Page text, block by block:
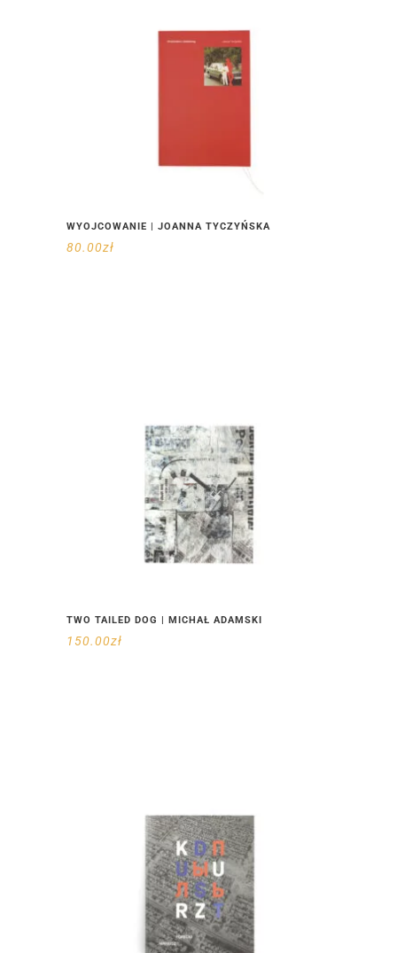
WYOJCOWANIE | JOANNA TYCZYŃSKA
80.00zł
TWO TAILED DOG | MICHAŁ ADAMSKI
150.00zł